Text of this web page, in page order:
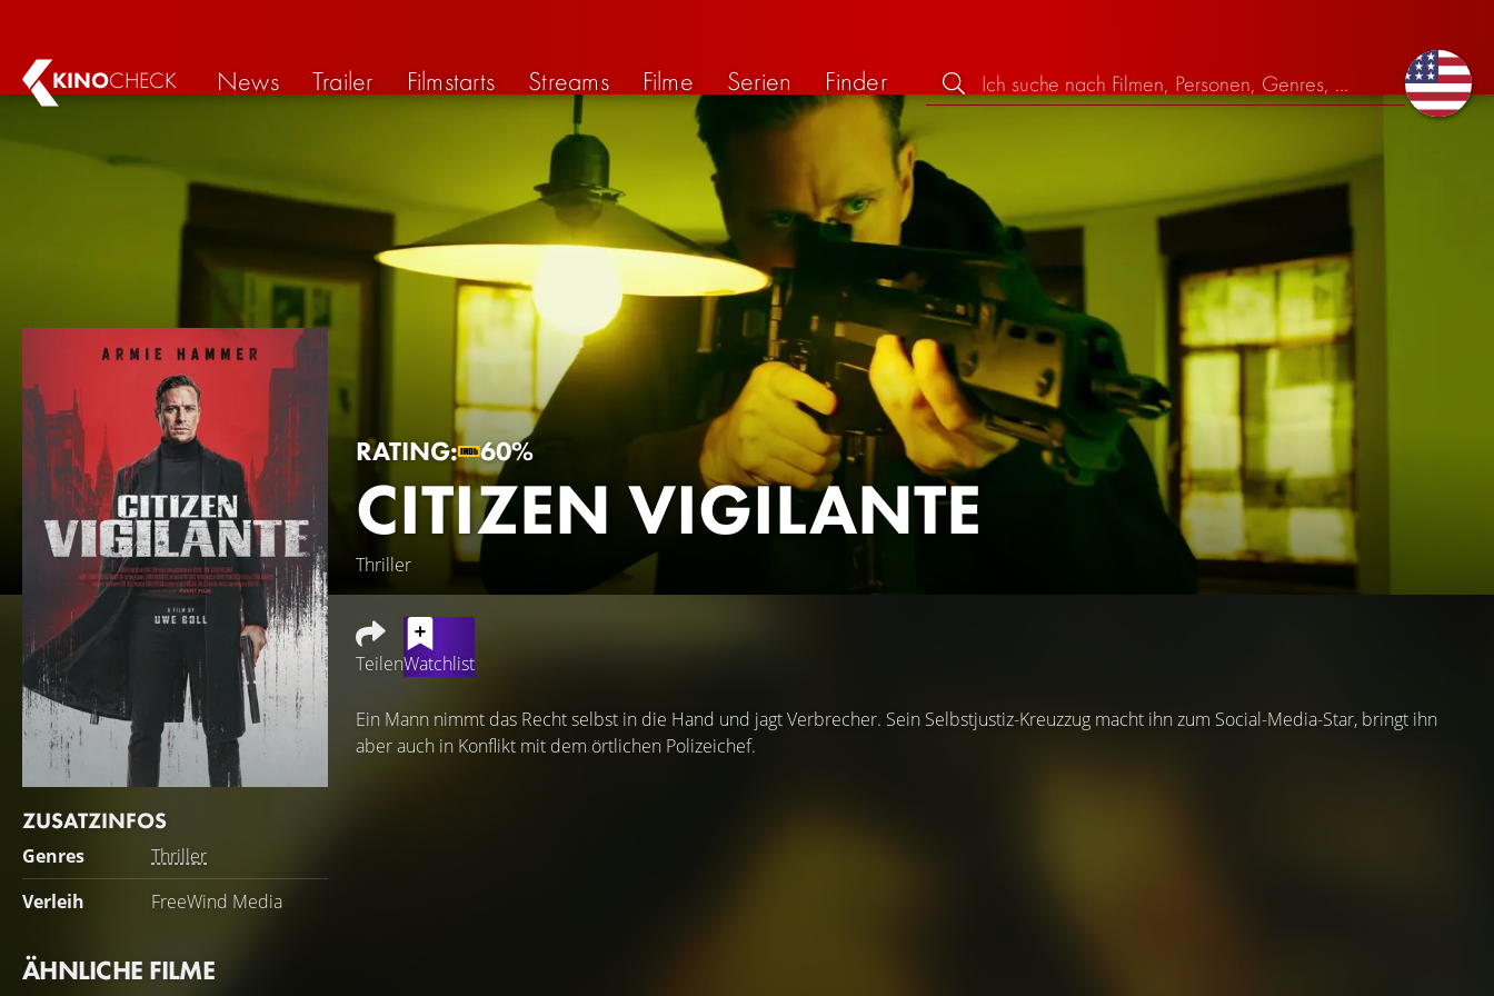
KINOCHECK News Trailer Filmstarts Streams Filme Serien Finder
RATING: 60%
CITIZEN VIGILANTE
Thriller
ZUSATZINFOS
Genres
Thriller
Verleih
FreeWind Media
TeilenWatchlist
Ein Mann nimmt das Recht selbst in die Hand und jagt Verbrecher. Sein Selbstjustiz-Kreuzzug macht ihn zum Social-Media-Star, bringt ihn
aber auch in Konflikt mit dem örtlichen Polizeichef.
ÄHNLICHE FILME